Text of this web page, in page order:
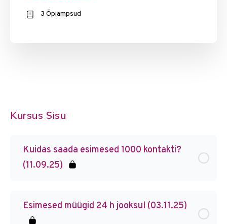
Kursus Sisu
Kuidas saada esimesed 1000 kontakti?
(11.09.25)
Esimesed müügid 24 h jooksul (03.11.25)
3 Õpiampsud